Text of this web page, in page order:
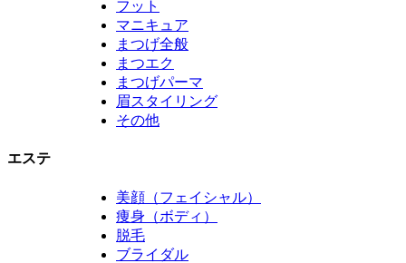
フット
マニキュア
まつげ全般
まつエク
まつげパーマ
眉スタイリング
その他
エステ
美顔（フェイシャル）
痩身（ボディ）
脱毛
ブライダル